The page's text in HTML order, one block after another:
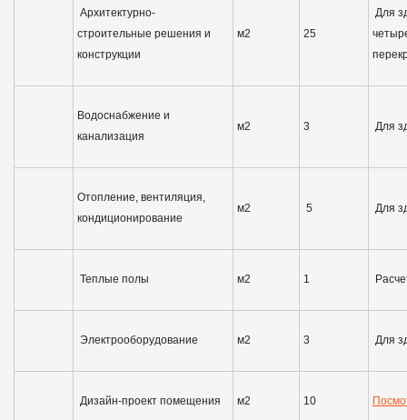
Архитектурно-
строительные решения и
конструкции
м2 25
Для
Водоснабжение и
канализация
м2 3 Для
Отопление, вентиляция,
кондиционирование
м2 5 Для
Теплые полы м2 1
Электрооборудование м2 3 Для
Дизайн-проект помещения м2 10